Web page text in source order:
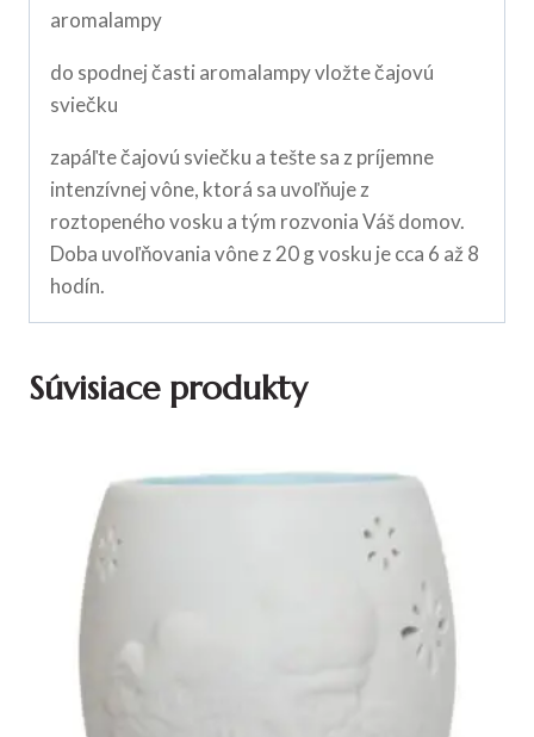
aromalampy
do spodnej časti aromalampy vložte čajovú
sviečku
zapáľte čajovú sviečku a tešte sa z príjemne
intenzívnej vône, ktorá sa uvoľňuje z
roztopeného vosku a tým rozvonia Váš domov.
Doba uvoľňovania vône z 20 g vosku je cca 6 až 8
hodín.
Súvisiace produkty